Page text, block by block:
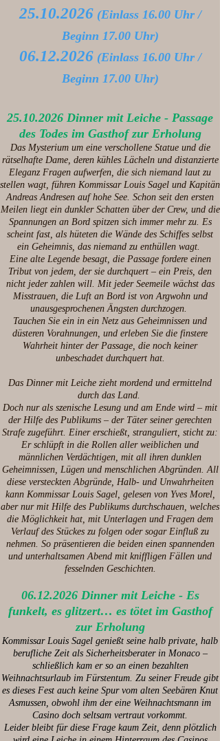
25.10.2026 (Einlass 16.00 Uhr /
Beginn 17.00 Uhr)
06.12.2026 (Einlass 16.00 Uhr /
Beginn 17.00 Uhr)
25.10.2026 Dinner mit Leiche - Passage
des Todes im Gasthof zur Erholung
Das Mysterium um eine verschollene Statue und die
rätselhafte Dame, deren kühles Lächeln und distanzierte
Eleganz Fragen aufwerfen, die sich niemand laut zu
stellen wagt, führen Kommissar Louis Sagel und Kapitän
Andreas Andresen auf hohe See. Schon seit den ersten
Meilen liegt ein dunkler Schatten über der Crew, und die
Spannungen an Bord spitzen sich immer mehr zu. Es
scheint fast, als hüteten die Wände des Schiffes selbst
ein Geheimnis, das niemand zu enthüllen wagt.
Eine alte Legende besagt, die Passage fordere einen
Tribut von jedem, der sie durchquert – ein Preis, den
nicht jeder zahlen will. Mit jeder Seemeile wächst das
Misstrauen, die Luft an Bord ist von Argwohn und
unausgesprochenen Ängsten durchzogen.
Tauchen Sie ein in ein Netz aus Geheimnissen und
düsteren Vorahnungen, und erleben Sie die finstere
Wahrheit hinter der Passage, die noch keiner
unbeschadet durchquert hat.
Das Dinner mit Leiche zieht mordend und ermittelnd
durch das Land.
Doch nur als szenische Lesung und am Ende wird – mit
der Hilfe des Publikums – der Täter seiner gerechten
Strafe zugeführt. Einer erschießt, stranguliert, sticht zu:
Er schlüpft in die Rollen aller weiblichen und
männlichen Verdächtigen, mit all ihren dunklen
Geheimnissen, Lügen und menschlichen Abgründen. All
diese versteckten Abgründe, Halb- und Unwahrheiten
kann Kommissar Louis Sagel, gelesen von Yves Morel,
aber nur mit Hilfe des Publikums durchschauen, welches
die Möglichkeit hat, mit Unterlagen und Fragen dem
Verlauf des Stückes zu folgen oder sogar Einfluß zu
nehmen. So präsentieren die beiden einen spannenden
und unterhaltsamen Abend mit kniffligen Fällen und
fesselnden Geschichten.
06.12.2026Dinner mit Leiche - Es
funkelt, es glitzert… es tötet im Gasthof
zur Erholung
Kommissar Louis Sagel genießt seine halb private, halb
berufliche Zeit als Sicherheitsberater in Monaco –
schließlich kam er so an einen bezahlten
Weihnachtsurlaub im Fürstentum. Zu seiner Freude gibt
es dieses Fest auch keine Spur vom alten Seebären Knut
Asmussen, obwohl ihm der eine Weihnachtsmann im
Casino doch seltsam vertraut vorkommt.
Leider bleibt für diese Frage kaum Zeit, denn plötzlich